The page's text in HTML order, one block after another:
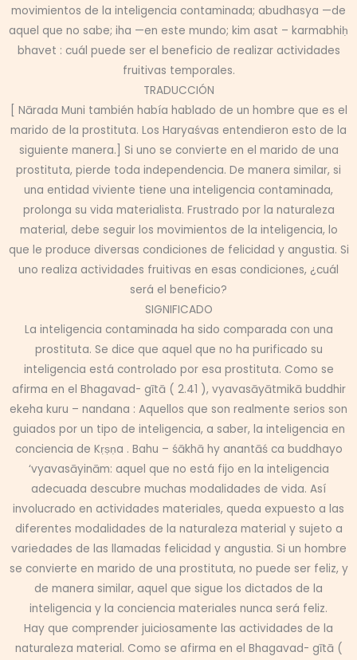
movimientos de la inteligencia contaminada; abudhasya —de
aquel que no sabe; iha —en este mundo; kim asat – karmabhiḥ
bhavet : cuál puede ser el beneficio de realizar actividades
fruitivas temporales.
TRADUCCIÓN
[ Nārada Muni también había hablado de un hombre que es el
marido de la prostituta. Los Haryaśvas entendieron esto de la
siguiente manera.] Si uno se convierte en el marido de una
prostituta, pierde toda independencia. De manera similar, si
una entidad viviente tiene una inteligencia contaminada,
prolonga su vida materialista. Frustrado por la naturaleza
material, debe seguir los movimientos de la inteligencia, lo
que le produce diversas condiciones de felicidad y angustia. Si
uno realiza actividades fruitivas en esas condiciones, ¿cuál
será el beneficio?
SIGNIFICADO
La inteligencia contaminada ha sido comparada con una
prostituta. Se dice que aquel que no ha purificado su
inteligencia está controlado por esa prostituta. Como se
afirma en el Bhagavad- gītā ( 2.41 ), vyavasāyātmikā buddhir
ekeha kuru – nandana : Aquellos que son realmente serios son
guiados por un tipo de inteligencia, a saber, la inteligencia en
conciencia de Kṛṣṇa . Bahu – śākhā hy anantāś ca buddhayo
‘vyavasāyinām: aquel que no está fijo en la inteligencia
adecuada descubre muchas modalidades de vida. Así
involucrado en actividades materiales, queda expuesto a las
diferentes modalidades de la naturaleza material y sujeto a
variedades de las llamadas felicidad y angustia. Si un hombre
se convierte en marido de una prostituta, no puede ser feliz, y
de manera similar, aquel que sigue los dictados de la
inteligencia y la conciencia materiales nunca será feliz.
Hay que comprender juiciosamente las actividades de la
naturaleza material. Como se afirma en el Bhagavad- gītā (